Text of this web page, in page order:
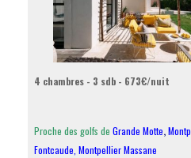
4 chambres - 3 sdb - 673€/nuit
Proche des golfs de Grande Motte,
Fontcaude Montpellier Massane